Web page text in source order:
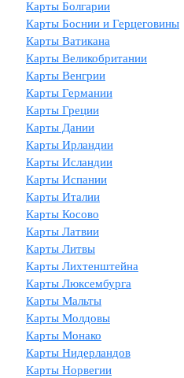
Карты Болгарии
Карты Боснии и Герцеговины
Карты Ватикана
Карты Великобритании
Карты Венгрии
Карты Германии
Карты Греции
Карты Дании
Карты Ирландии
Карты Исландии
Карты Испании
Карты Италии
Карты Косово
Карты Латвии
Карты Литвы
Карты Лихтенштейна
Карты Люксембурга
Карты Мальты
Карты Молдовы
Карты Монако
Карты Нидерландов
Карты Норвегии